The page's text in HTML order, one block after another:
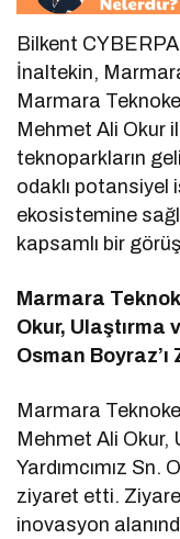
Bilkent
İnaltekin,
Marmara
Mehmet Ali Okur
teknoparkların
odaklı potansiyel
ekosistemine
kapsamlı bir
Marmara
Okur, Ulaştırma
Osman
Marmara
Mehmet Ali Okur,
Yardımcımız Sn.
ziyaret etti.
inovasyon